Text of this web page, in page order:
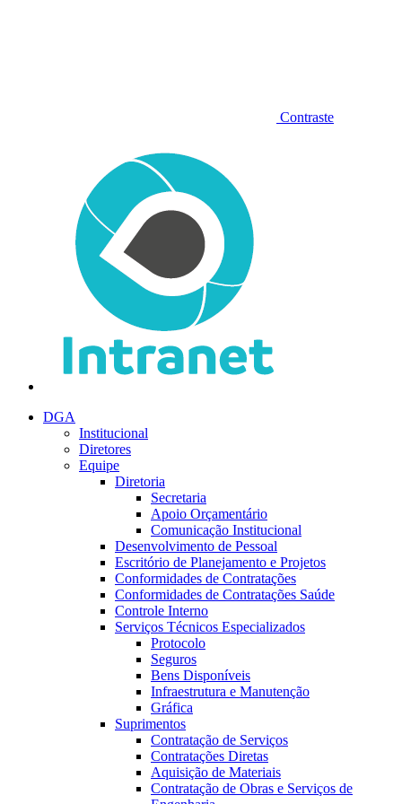
Contraste
DGA
Institucional
Diretores
Equipe
Diretoria
Secretaria
Apoio Orçamentário
Comunicação Institucional
Desenvolvimento de Pessoal
Escritório de Planejamento e Projetos
Conformidades de Contratações
Conformidades de Contratações Saúde
Controle Interno
Serviços Técnicos Especializados
Protocolo
Seguros
Bens Disponíveis
Infraestrutura e Manutenção
Gráfica
Suprimentos
Contratação de Serviços
Contratações Diretas
Aquisição de Materiais
Contratação de Obras e Serviços de